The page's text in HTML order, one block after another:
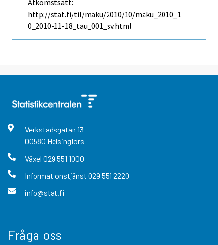
Åtkomstsätt:
http://stat.fi/til/maku/2010/10/maku_2010_1
0_2010-11-18_tau_001_sv.html
Verkstadsgatan 13
00580 Helsingfors
Växel 029 551 1000
Informationstjänst 029 551 2220
info@stat.fi
Fråga oss